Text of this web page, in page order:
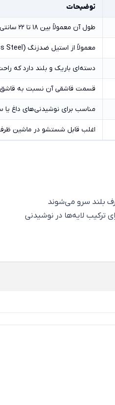
توضیحات
طول آن معمولاً بین 18 تا 22 سانتی‌متر است؛ برای رسیدن به ته لیوان‌های بلند.
معمولاً از استیل ضدزنگ (Stainless Steel) ساخته می‌شود، ولی انواع چوبی یا پلاستیکی هم موجودند.
دسته‌ای باریک و بلند دارد که
قسمت قاشقی آن نسبت به
مناسب برای نوشیدنی‌های داغ یا
اغلب قابل شستشو در ماشین
بلند سرو می‌شوند
ترکیب لایه‌ها در نوشیدنی